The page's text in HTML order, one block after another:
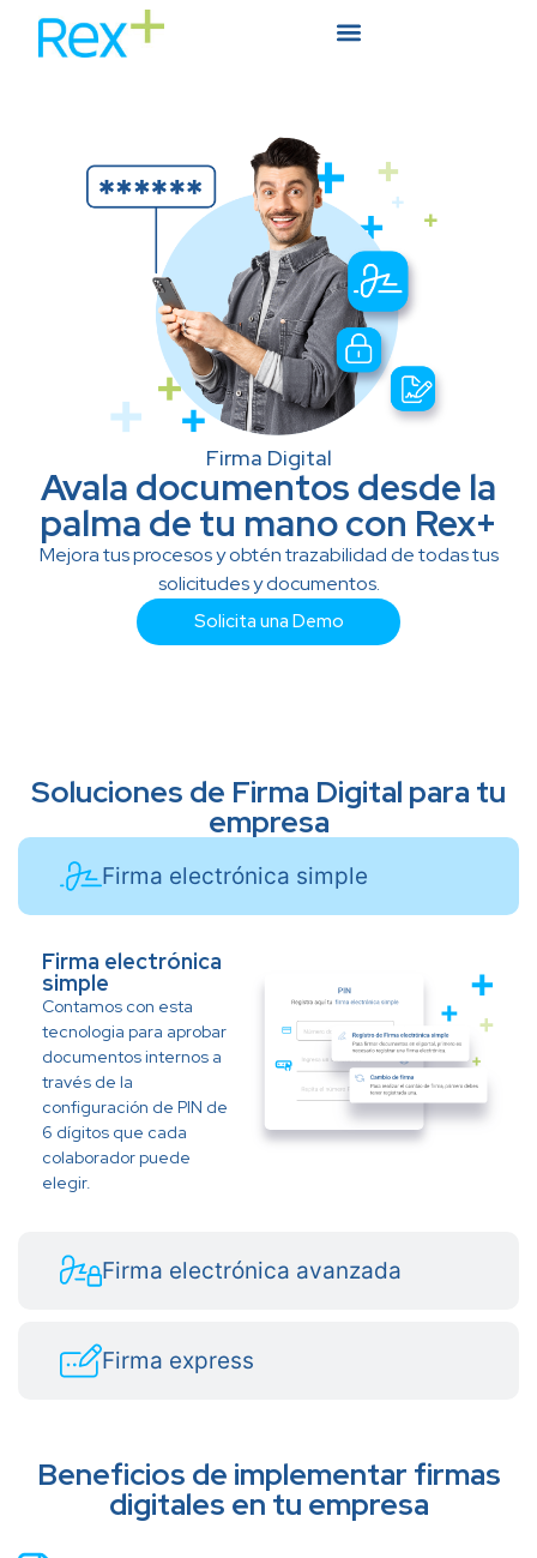
Firma Digital
Avala documentos desde la
palma de tu mano con Rex+
Mejora tus procesos y obtén trazabilidad de todas tus
solicitudes y documentos.
Solicita una Demo
Soluciones de Firma Digital para tu
empresa
Firma electrónica simple
Firma electrónica avanzada
Firma express
Firma electrónica
simple
Contamos con esta
tecnologia para aprobar
documentos internos a
través de la
configuración de PIN de
6 dígitos que cada
colaborador puede
elegir.
Beneficios de implementar firmas
digitales en tu empresa